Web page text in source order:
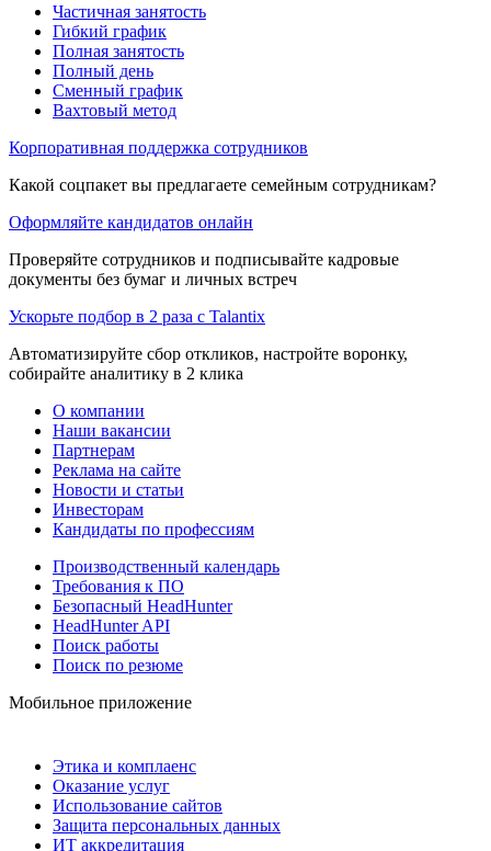
Частичная занятость
Гибкий график
Полная занятость
Полный день
Сменный график
Вахтовый метод
Корпоративная поддержка сотрудников
Какой соцпакет вы предлагаете семейным сотрудникам?
Оформляйте кандидатов онлайн
Проверяйте сотрудников и подписывайте кадровые
документы без бумаг и личных встреч
Ускорьте подбор в 2 раза с Talantix
Автоматизируйте сбор откликов, настройте воронку,
собирайте аналитику в 2 клика
О компании
Наши вакансии
Партнерам
Реклама на сайте
Новости и статьи
Инвесторам
Кандидаты по профессиям
Производственный календарь
Требования к ПО
Безопасный HeadHunter
HeadHunter API
Поиск работы
Поиск по резюме
Мобильное приложение
Этика и комплаенс
Оказание услуг
Использование сайтов
Защита персональных данных
ИТ аккредитация